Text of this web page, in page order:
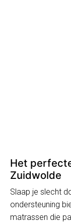
Het
Zuidwolde
Slaap je slecht
ondersteuning
matrassen die